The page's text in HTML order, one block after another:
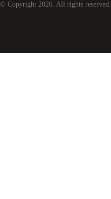
© Copyright 2026. All rights reserved.